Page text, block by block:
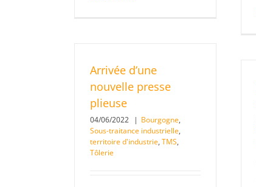
Arrivée d’une
nouvelle presse
plieuse
04/06/2022 | Bourgogne,
Sous-traitance industrielle,
territoire d'industrie, TMS,
Tôlerie